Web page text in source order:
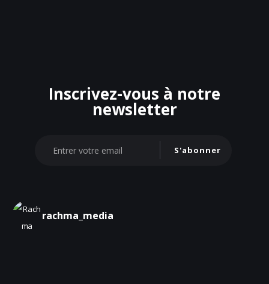
Inscrivez-vous à notre
newsletter
S'abonner
rachma_media